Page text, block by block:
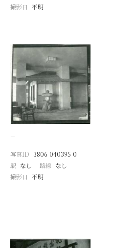
撮影日 不明
−
写真ID 3806-040395-0
駅 なし 路線 なし
撮影日 不明